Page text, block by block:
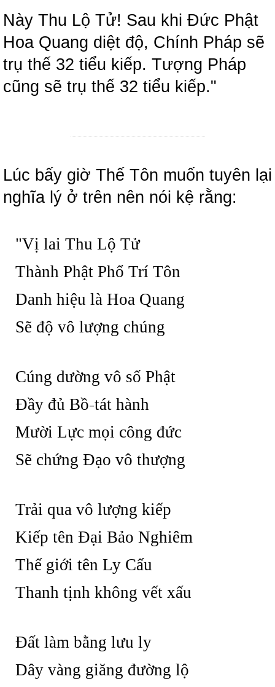
Này Thu Lộ Tử! Sau khi Đức Phật
Hoa Quang diệt độ, Chính Pháp sẽ
trụ thế 32 tiểu kiếp. Tượng Pháp
cũng sẽ trụ thế 32 tiểu kiếp."
Lúc bấy giờ Thế Tôn muốn tuyên lại
nghĩa lý ở trên nên nói kệ rằng:
"Vị lai Thu Lộ Tử
Thành Phật Phổ Trí Tôn
Danh hiệu là Hoa Quang
Sẽ độ vô lượng chúng
Cúng dường vô số Phật
Đầy đủ Bồ-tát hành
Mười Lực mọi công đức
Sẽ chứng Đạo vô thượng
Trải qua vô lượng kiếp
Kiếp tên Đại Bảo Nghiêm
Thế giới tên Ly Cấu
Thanh tịnh không vết xấu
Đất làm bằng lưu ly
Dây vàng giăng đường lộ